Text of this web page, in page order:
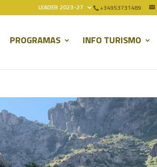
+34953731489
LEADER 2023-27
PROGRAMAS INFO TURISMO